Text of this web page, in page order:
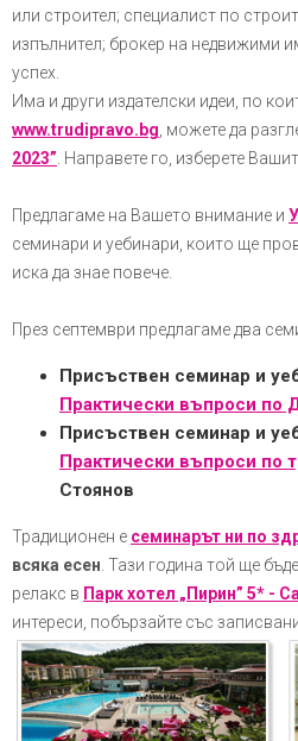
или строител; специалист по
изпълнител; брокер на недвижими
успех.
Има и други издателски идеи, по
www.trudipravo.bg , можете да
2023” . Направете го, изберете
Предлагаме на Вашето внимание и
семинари и уебинари, които ще
иска да знае повече.
През септември предлагаме два
Присъствен семинар и
Практически въпроси по
Присъствен семинар и
Практически въпроси по
Стоянов
Традиционен е семинарът ни по
всяка есен . Тази година той ще
релакс в Парк хотел „Пирин” 5* -
интереси, побързайте със